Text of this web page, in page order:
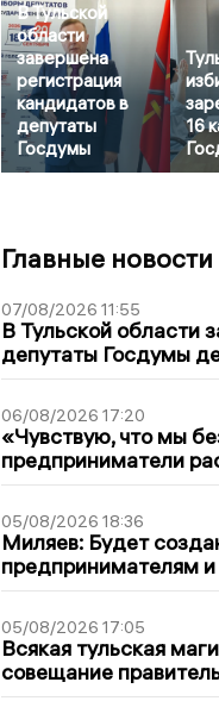
В Тульской
области
завершена
регистрация
кандидатов в
депутаты
Госдумы
16
Главные новости
07/08/2026 11:55
В Тульской области
депутаты Госдумы
06/08/2026 17:20
«Чувствую, что мы
предприниматели
05/08/2026 18:36
Миляев: Будет
предпринимателям
05/08/2026 17:05
Всякая тульская
совещание